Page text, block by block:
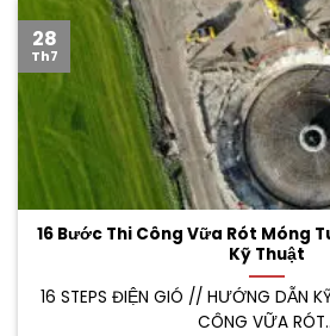
16 Bước Thi Công Vữa Rót Móng
Kỹ Thuật
16 STEPS ĐIỆN GIÓ // HƯỚNG DẪN
CÔNG VỮA
28
Th7